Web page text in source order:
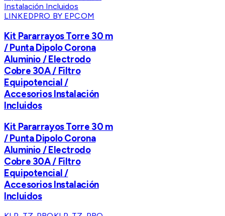
LINKEDPRO BY EPCOM
Kit Pararrayos Torre 30 m
/ Punta Dipolo Corona
Aluminio / Electrodo
Cobre 30A / Filtro
Equipotencial /
Accesorios Instalación
Incluidos
Kit Pararrayos Torre 30 m
/ Punta Dipolo Corona
Aluminio / Electrodo
Cobre 30A / Filtro
Equipotencial /
Accesorios Instalación
Incluidos